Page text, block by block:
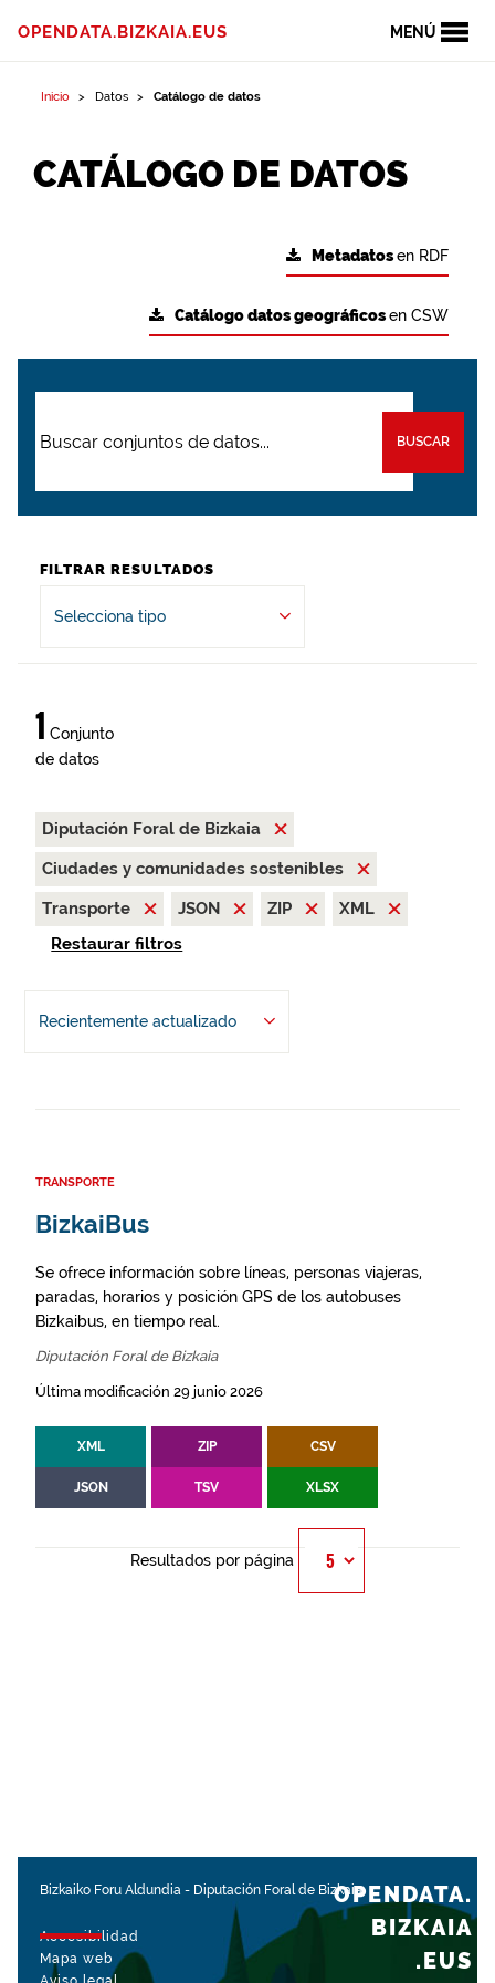
MENÚ
OPENDATA.BIZKAIA.EUS
Inicio Datos Catálogo de datos
CATÁLOGO DE DATOS
Metadatosen RDF
Catálogo datos geográficosen CSW
BUSCAR
FILTRAR RESULTADOS
Selecciona tipo
1 Conjunto
de datos
Diputación Foral de Bizkaia
Ciudades y comunidades sostenibles
Transporte
JSON ZIP
XML
Restaurar filtros
Recientemente actualizado
TRANSPORTE
BizkaiBus
Se ofrece información sobre líneas, personas viajeras,
paradas, horarios y posición GPS de los autobuses
Bizkaibus, en tiempo real.
Diputación Foral de Bizkaia
Última modificación 29 junio 2026
XML ZIP CSV
JSON TSV XLSX
Resultados por página
Bizkaiko Foru Aldundia - Diputación Foral de Bizkaia
Accesibilidad
Mapa web
OPENDATA.
BIZKAIA
.EUS